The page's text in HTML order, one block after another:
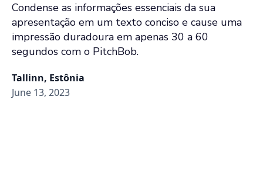
Condense as informações essenciais da sua
apresentação em um texto conciso e cause uma
impressão duradoura em apenas 30 a 60
segundos com o PitchBob.
Tallinn, Estônia
June 13, 2023